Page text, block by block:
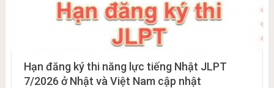
Hạn đăng ký thi năng lực tiếng Nhật JLPT
7/2026 ở Nhật và Việt Nam cập nhật